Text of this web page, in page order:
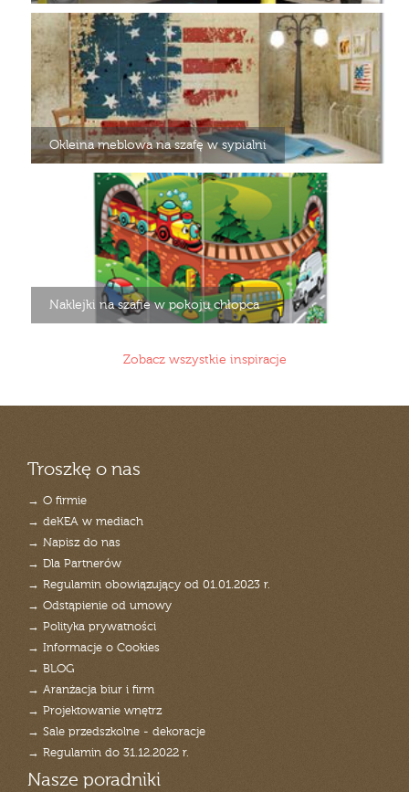
Okleina meblowa na szafę w sypialni
Naklejki na szafie w pokoju chłopca
Zobacz wszystkie inspiracje
Troszkę o nas
→ O firmie
→ deKEA w mediach
→ Napisz do nas
→ Dla Partnerów
→ Regulamin obowiązujący od 01.01.2023 r.
→ Odstąpienie od umowy
→ Polityka prywatności
→ Informacje o Cookies
→ BLOG
→ Aranżacja biur i firm
→ Projektowanie wnętrz
→ Sale przedszkolne - dekoracje
→ Regulamin do 31.12.2022 r.
Nasze poradniki